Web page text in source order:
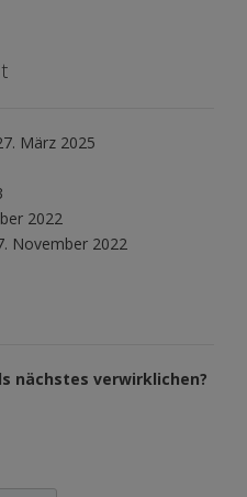
März 2025
2022
November 2022
nächstes verwirklichen?